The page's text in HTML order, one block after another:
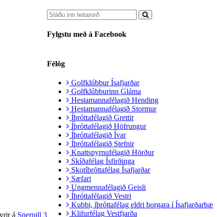
Fylgstu með á Facebook
Félög
Golfklúbbur Ísafjarðar
Golfklúbburinn Gláma
Hestamannafélagið Hending
Hestamannafélagið Stormur
Íþróttafélagið Grettir
Íþróttafélagið Höfrungur
Íþróttafélagið Ívar
Íþróttafélagið Stefnir
Knattspyrnufélagið Hörður
Skíðafélag Ísfirðinga
Skotíþróttafélag Ísafjarðar
Sæfari
Ungmennafélagið Geisli
Íþróttafélagið Vestri
Kubbi, íþróttafélag eldri borgara í Ísafjarðarbæ
Klifurfélag Vestfjarða
á Snerpill 3